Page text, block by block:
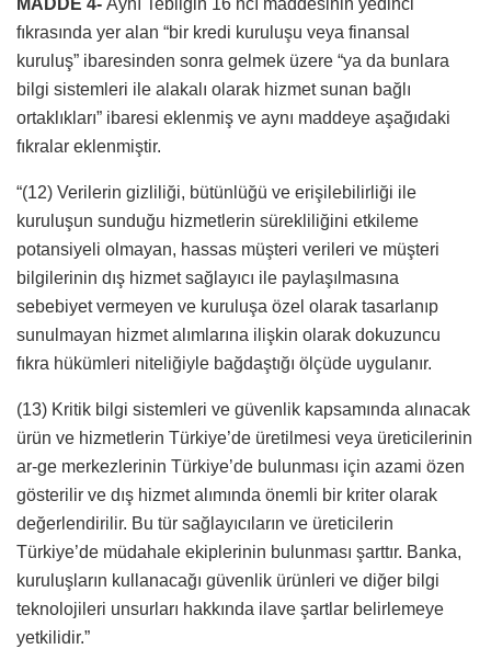
MADDE 4- Aynı Tebliğin 16 ncı maddesinin yedinci
fıkrasında yer alan “bir kredi kuruluşu veya finansal
kuruluş” ibaresinden sonra gelmek üzere “ya da bunlara
bilgi sistemleri ile alakalı olarak hizmet sunan bağlı
ortaklıkları” ibaresi eklenmiş ve aynı maddeye aşağıdaki
fıkralar eklenmiştir.
“(12) Verilerin gizliliği, bütünlüğü ve erişilebilirliği ile
kuruluşun sunduğu hizmetlerin sürekliliğini etkileme
potansiyeli olmayan, hassas müşteri verileri ve müşteri
bilgilerinin dış hizmet sağlayıcı ile paylaşılmasına
sebebiyet vermeyen ve kuruluşa özel olarak tasarlanıp
sunulmayan hizmet alımlarına ilişkin olarak dokuzuncu
fıkra hükümleri niteliğiyle bağdaştığı ölçüde uygulanır.
(13) Kritik bilgi sistemleri ve güvenlik kapsamında alınacak
ürün ve hizmetlerin Türkiye’de üretilmesi veya üreticilerinin
ar-ge merkezlerinin Türkiye’de bulunması için azami özen
gösterilir ve dış hizmet alımında önemli bir kriter olarak
değerlendirilir. Bu tür sağlayıcıların ve üreticilerin
Türkiye’de müdahale ekiplerinin bulunması şarttır. Banka,
kuruluşların kullanacağı güvenlik ürünleri ve diğer bilgi
teknolojileri unsurları hakkında ilave şartlar belirlemeye
yetkilidir.”